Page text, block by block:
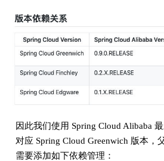
因此我们使用 Spring Cloud Alibaba
对应 Spring Cloud Greenwich 版本，
需要添加如下依赖管理：